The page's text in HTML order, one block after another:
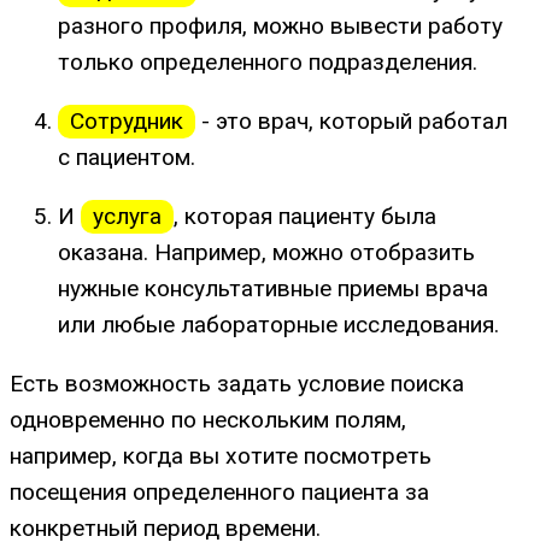
разного профиля, можно вывести работу
только определенного подразделения.
Сотрудник
- это врач, который работал
с пациентом.
И услуга , которая пациенту была
оказана. Например, можно отобразить
нужные консультативные приемы врача
или любые лабораторные исследования.
Есть возможность задать условие поиска
одновременно по нескольким полям,
например, когда вы хотите посмотреть
посещения определенного пациента за
конкретный период времени.